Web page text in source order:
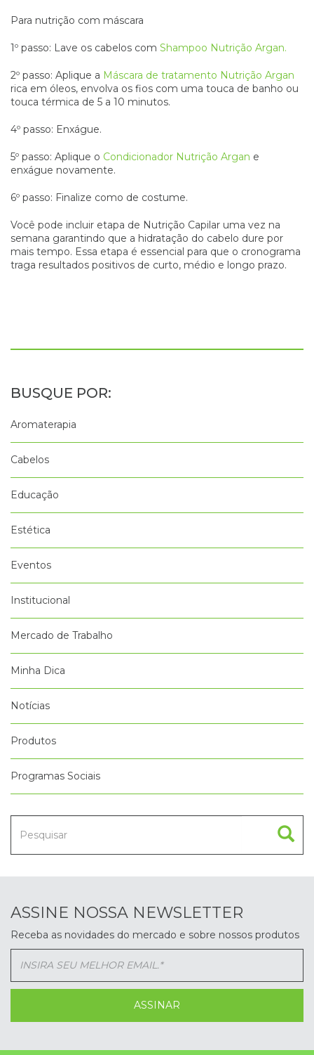
Para nutrição com máscara
1º passo: Lave os cabelos com Shampoo Nutrição Argan.
2º passo: Aplique a Máscara de tratamento Nutrição Argan
rica em óleos, envolva os fios com uma touca de banho ou
touca térmica de 5 a 10 minutos.
4º passo: Enxágue.
5º passo: Aplique o Condicionador Nutrição Argan e
enxágue novamente.
6º passo: Finalize como de costume.
Você pode incluir etapa de Nutrição Capilar uma vez na
semana garantindo que a hidratação do cabelo dure por
mais tempo. Essa etapa é essencial para que o cronograma
traga resultados positivos de curto, médio e longo prazo.
Aromaterapia
Cabelos
Educação
Estética
Eventos
Institucional
Mercado de Trabalho
Minha Dica
Notícias
Produtos
Programas Sociais
ASSINE NOSSA NEWSLETTER
Receba as novidades do mercado e sobre nossos produtos